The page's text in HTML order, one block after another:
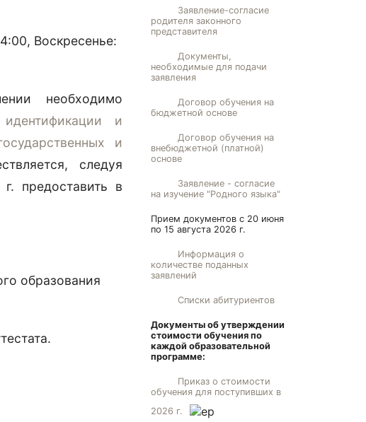
Воскресенье:
необходимо
и
и
следуя
предоставить в
образования
Заявление-согласие
родителя законного
представителя
Документы,
необходимые для подачи
заявления
Договор обучения на
бюджетной основе
Договор обучения на
внебюджетной (платной)
основе
Заявление - согласие
на изучение "Родного языка"
Прием документов с 20 июня
по 15 августа 2026 г.
Информация о
количестве поданных
заявлений
Списки абитуриентов
Документы об утверждении
стоимости обучения по
каждой образовательной
программе:
Приказ о стоимости
обучения для поступивших в
2026 г.